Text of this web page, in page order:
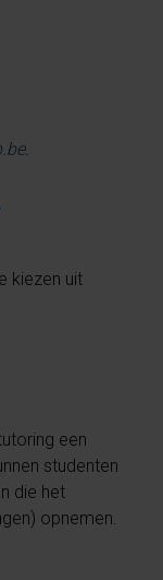
.
kiezen uit
een
studenten
die het
opnemen.